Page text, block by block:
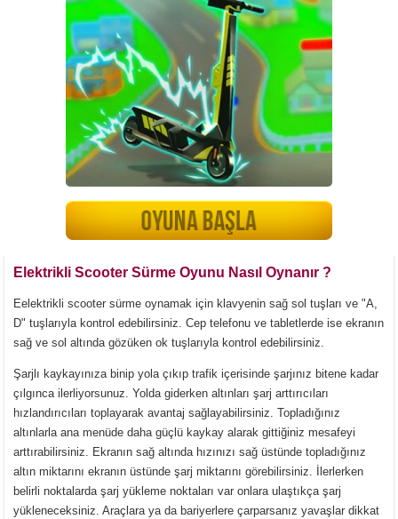
Elektrikli Scooter Sürme Oyunu Nasıl Oynanır ?
Eelektrikli scooter sürme oynamak için klavyenin sağ sol tuşları ve "A,
D" tuşlarıyla kontrol edebilirsiniz. Cep telefonu ve tabletlerde ise ekranın
sağ ve sol altında gözüken ok tuşlarıyla kontrol edebilirsiniz.
Şarjlı kaykayınıza binip yola çıkıp trafik içerisinde şarjınız bitene kadar
çılgınca ilerliyorsunuz. Yolda giderken altınları şarj arttırıcıları
hızlandırıcıları toplayarak avantaj sağlayabilirsiniz. Topladığınız
altınlarla ana menüde daha güçlü kaykay alarak gittiğiniz mesafeyi
arttırabilirsiniz. Ekranın sağ altında hızınızı sağ üstünde topladığınız
altın miktarını ekranın üstünde şarj miktarını görebilirsiniz. İlerlerken
belirli noktalarda şarj yükleme noktaları var onlara ulaştıkça şarj
yükleneceksiniz. Araçlara ya da bariyerlere çarparsanız yavaşlar dikkat